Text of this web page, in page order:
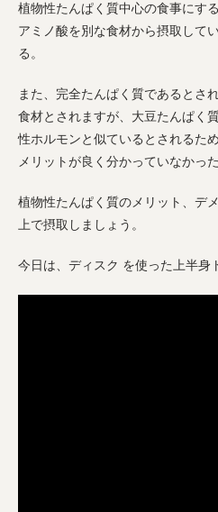
植物性たんぱく質中心の食事にす
アミノ酸を別な食材から摂取して
る。
また、完全たんぱく質であるとさ
食材とされますが、大豆たんぱく
性ホルモンと似ているとされるた
メリットが良く分かっていなかっ
植物性たんぱく質のメリット、デ
上で摂取しましょう。
今日は、ディスク を使った上半身